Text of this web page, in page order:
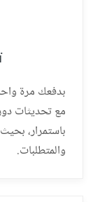
بدفعك مرة
مع تحديثات
باستمرار،
والمتطلبات.